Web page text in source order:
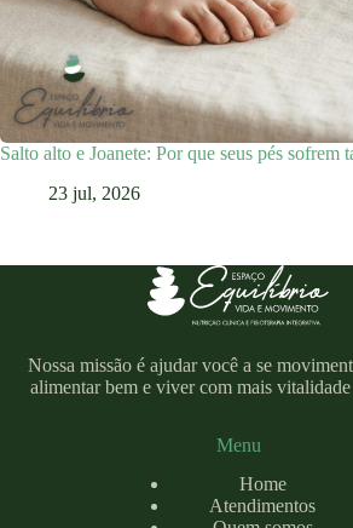
Salto alto e Joanete: Por que seus pés sofrem
23 jul, 2026
Nossa missão é ajudar você a se
alimentar bem e viver com mais
Menu
Home
Atendimentos